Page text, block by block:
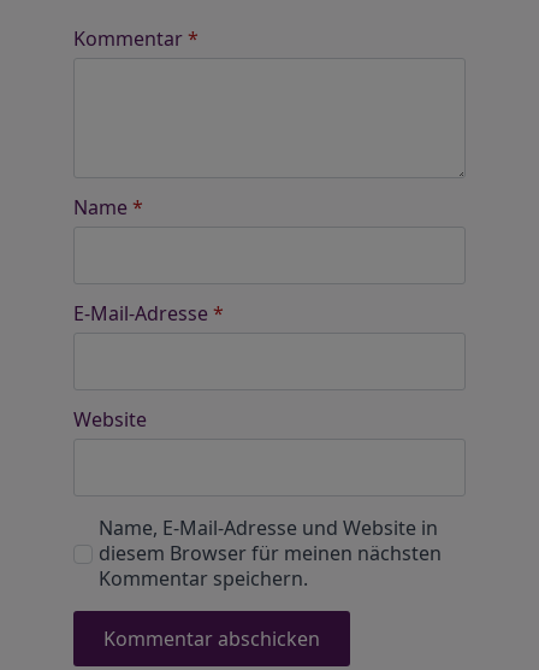
Kommentar*
Name *
E-Mail-Adresse *
Website
Name, E-Mail-Adresse und Website in
diesem Browser für meinen nächsten
Kommentar speichern.